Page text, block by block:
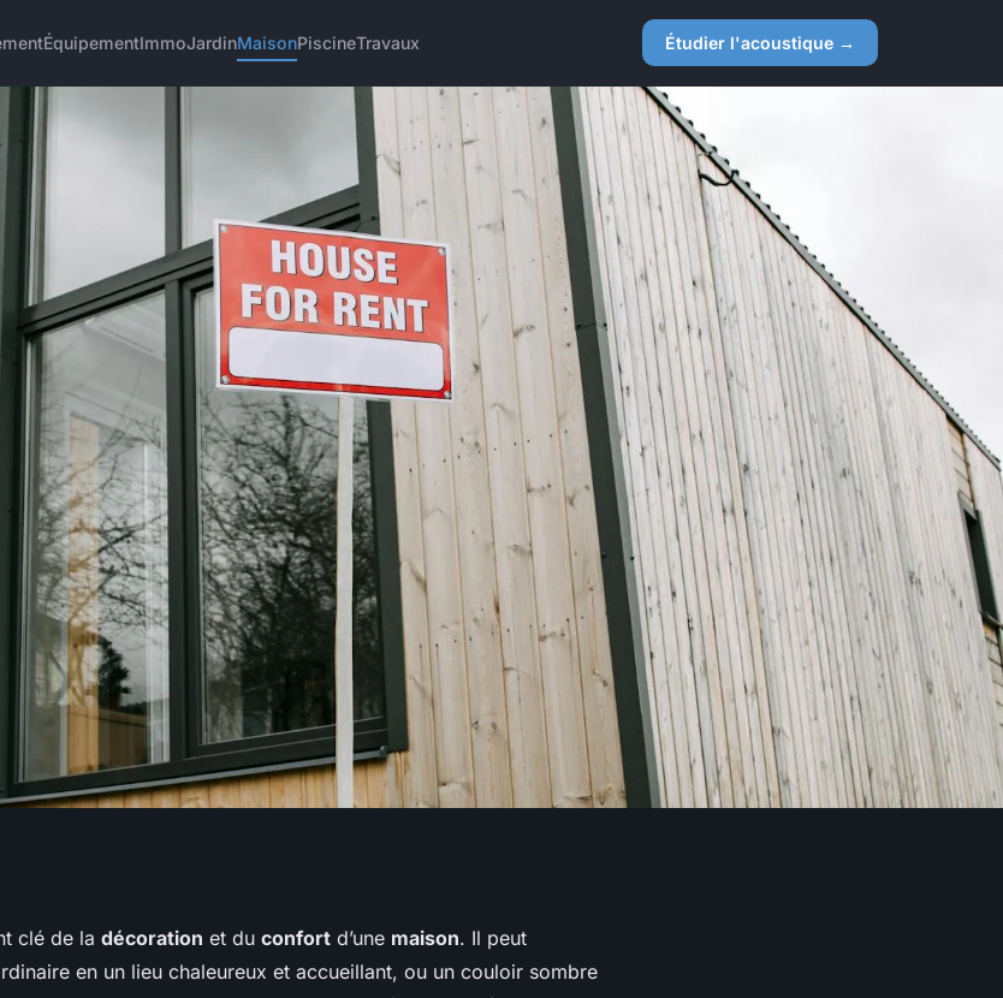
ÉquipementImmoJardinMaisonPiscineTravaux Étudier l'acoustique →
pratiques
clé de la décoration et du confort d’une maison. Il peut
en un lieu chaleureux et accueillant, ou un couloir sombre